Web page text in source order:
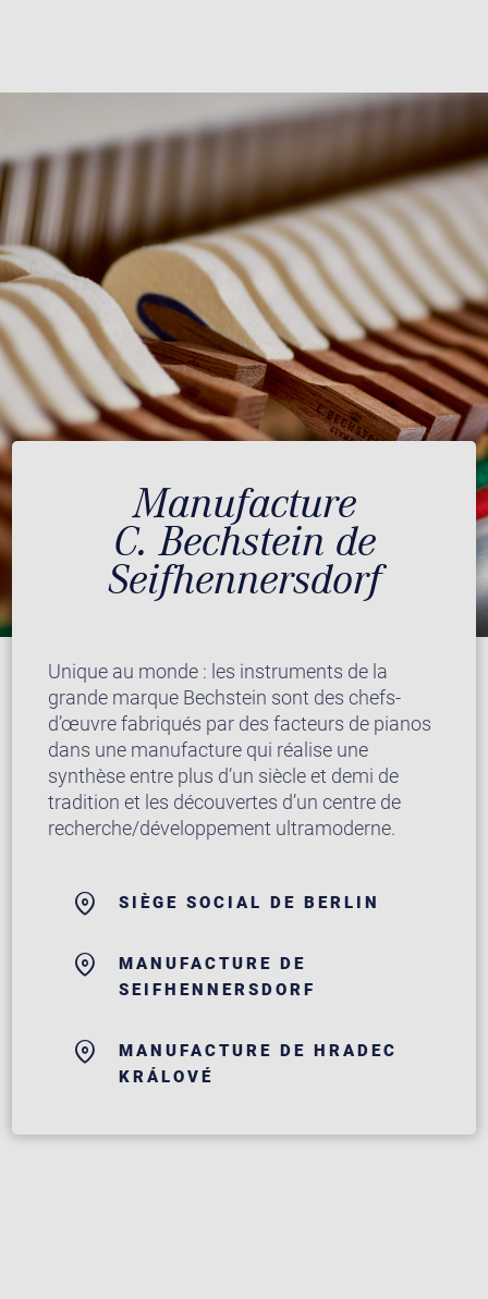
Manufacture
C. Bechstein de
Seifhennersdorf
Unique au monde : les instruments de la
grande marque Bechstein sont des chefs-
d’œuvre fabriqués par des facteurs de pianos
dans une manufacture qui réalise une
synthèse entre plus d’un siècle et demi de
tradition et les découvertes d’un centre de
recherche/développement ultramoderne.
SIÈGE SOCIAL DE BERLIN
MANUFACTURE DE
SEIFHENNERSDORF
MANUFACTURE DE HRADEC
KRÁLOVÉ